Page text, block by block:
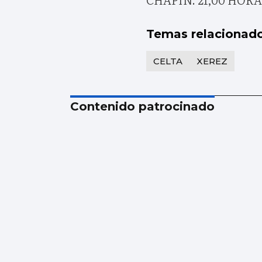
Temas
CELTA XEREZ
Contenido patrocinado